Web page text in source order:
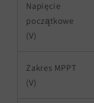
Napięcie
początkowe
(V)
Zakres MPPT
(V)